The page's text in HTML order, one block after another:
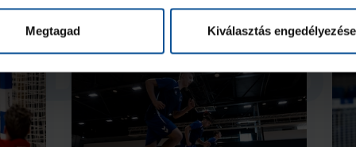
Megtagad Kiválasztás engedélyezése